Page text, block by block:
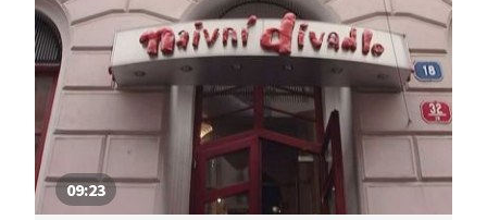
připomíná spor o Rukopisy zelenohorský
a královédvorský a jejich vliv na vnímání české
historie.
09:23